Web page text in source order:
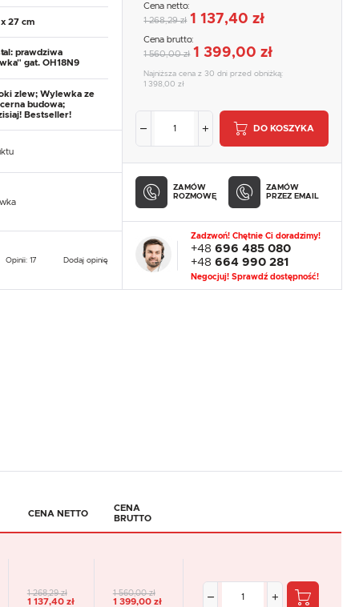
27 cm
prawdziwa
gat. OH18N9
zlew; Wylewka ze
budowa;
Bestseller!
Opinii: 17 Dodaj opinię
Cena netto:
1 268,29 zł 1 137,40 zł
Cena brutto:
1 560,00 zł 1 399,00 zł
Najniższa cena z 30 dni przed obniżką:
1 398,00 zł
DO KOSZYKA
ZAMÓW
ROZMOWĘ
ZAMÓW
PRZEZ EMAIL
Zadzwoń! Chętnie Ci doradzimy!
+48 696 485 080
+48 664 990 281
Negocjuj! Sprawdź dostępność!
CENA NETTO
CENA
BRUTTO
1 268,29 zł
1 137,40 zł
1 560,00 zł
1 399,00 zł